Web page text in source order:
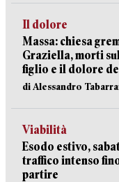
Il dolore
Massa: chiesa
Graziella, morti
figlio e il dolore
di Alessandro
Viabilità
Esodo estivo,
traffico intenso
partire